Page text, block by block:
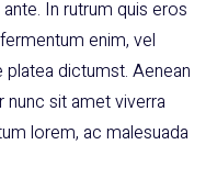
In rutrum quis eros
enim, vel
dictumst. Aenean
sit amet viverra
lorem, ac malesuada